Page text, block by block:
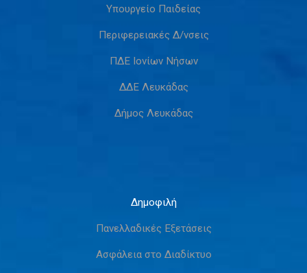
Υπουργείο Παιδείας
Περιφερειακές Δ/νσεις
ΠΔΕ Ιονίων Νήσων
ΔΔΕ Λευκάδας
Δήμος Λευκάδας
Δημοφιλή
Πανελλαδικές Εξετάσεις
Ασφάλεια στο Διαδίκτυο